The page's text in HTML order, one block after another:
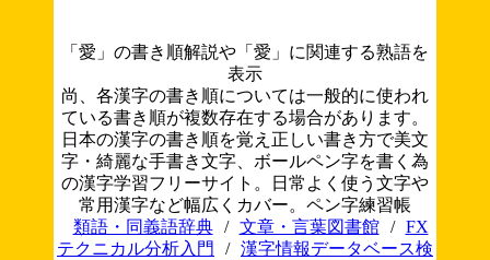
「愛」の書き順解説や「愛」に関連する熟語を
表示
尚、各漢字の書き順については一般的に使われ
ている書き順が複数存在する場合があります。
日本の漢字の書き順を覚え正しい書き方で美文
字・綺麗な手書き文字、ボールペン字を書く為
の漢字学習フリーサイト。日常よく使う文字や
常用漢字など幅広くカバー。ペン字練習帳
類語・同義語辞典
/ 文章・言葉図書館 /
FX
テクニカル分析入門
/ 漢字情報データベース検